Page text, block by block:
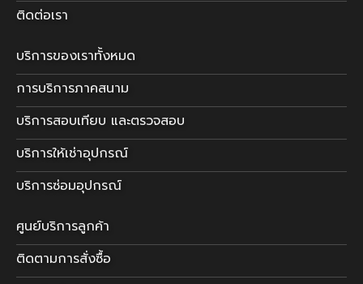
ติดต่อเรา
บริการของเราทั้งหมด
การบริการภาคสนาม
บริการสอบเทียบ และตรวจสอบ
บริการให้เช่าอุปกรณ์
บริการซ่อมอุปกรณ์
ศูนย์บริการลูกค้า
ติดตามการสั่งซื้อ